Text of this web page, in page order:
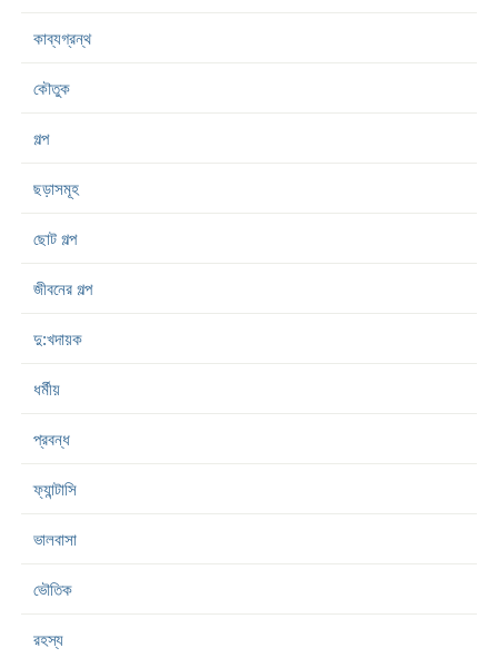
কাব্যগ্রন্থ
কৌতুক
গল্প
ছড়াসমূহ
ছোট গল্প
জীবনের গল্প
দু:খদায়ক
ধর্মীয়
প্রবন্ধ
ফ্যান্টাসি
ভালবাসা
ভৌতিক
রহস্য